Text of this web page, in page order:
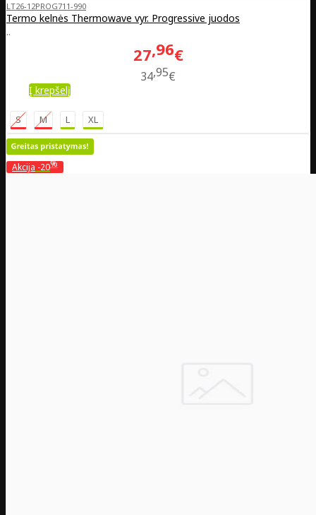
LT26-12PROG711-990
Termo kelnės Thermowave vyr. Progressive juodos
..
27 96€
3495€
Į krepšelį
S M L XL
Akcija -20%